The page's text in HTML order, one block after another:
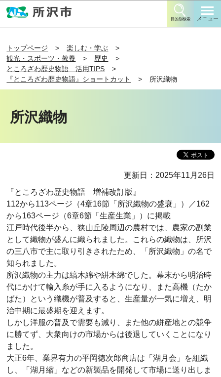
目的別検索 メニュー
トップページ
楽しむ・学ぶ
観光・スポーツ・教養
歴史
ところざわ歴史物語 活用TIPS
『ところざわ歴史物語』ショートカット
所沢織物
所沢織物
更新日：2025年11月26日
『ところざわ歴史物語 増補改訂版』
112から113ページ（4章16節「所沢織物の盛衰」）／162
から163ページ（6章6節「生産生業」）に掲載
江戸時代後半から、狭山丘陵周辺の農村では、農家の副業
として織物が盛んに織られました。これらの織物は、所沢
の三八市で主に取り引きされたため、「所沢織物」の名で
知られました。
所沢織物の主力は縞木綿や絣木綿でした。幕末から明治時
代にかけて輸入糸が手に入るようになり、また高機（たか
ばた）という織機が普及すると、生産量が一気に増え、明
治中期に最盛期を迎えます。
しかし洋服の普及で需要も減り、また他の絣産地との競争
に勝てず、大衆向けの市場からは後退していくことになり
ました。
大正6年、業界有力の平岡徳次郎商店は「湖月会」を組織
し、「湖月縮」などの新製品を開発して市場に送り出しま